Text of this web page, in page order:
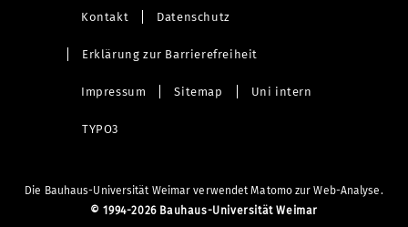
Kontakt Datenschutz
Erklärung zur Barrierefreiheit
Impressum Sitemap Uni intern
TYPO3
Die Bauhaus-Universität Weimar verwendet Matomo zur Web-Analyse.
© 1994-2026 Bauhaus-Universität Weimar